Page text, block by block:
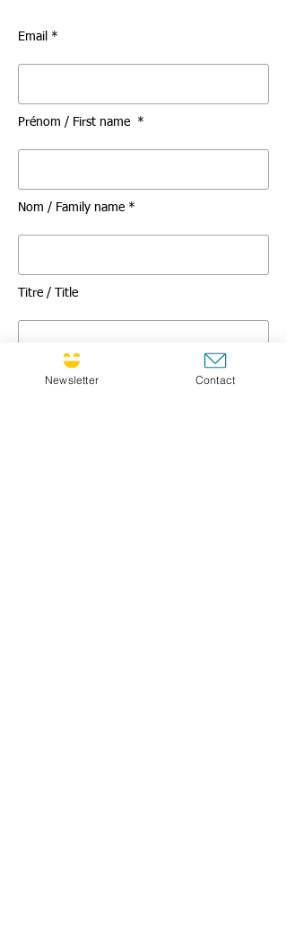
Email *
Prénom / First name *
Nom / Family name *
Titre / Title
Message *
Newsletter Contact